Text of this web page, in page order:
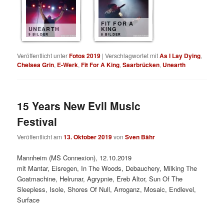
UNEARTH
9 BILDER
FIT FOR A
KING
8 BILDER
Veröffentlicht unterFotos 2019 |Verschlagwortet mitAs I Lay Dying,
Chelsea Grin, E-Werk,Fit For A King,Saarbrücken, Unearth
15 Years New Evil Music
Festival
Veröffentlicht am13. Oktober 2019vonSven Bähr
Mannheim (MS Connexion), 12.10.2019
mit Mantar, Eisregen, In The Woods, Debauchery, Milking The
Goatmachine, Helrunar, Agrypnie, Ereb Altor, Sun Of The
Sleepless, Isole, Shores Of Null, Arroganz, Mosaic, Endlevel,
Surface